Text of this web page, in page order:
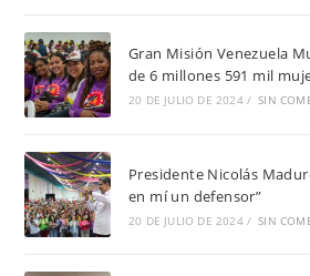
Gran Misión Venezuela
de 6 millones 591 mil
20 DE JULIO DE 2024 / SIN
Presidente Nicolás
en mí un defensor”
20 DE JULIO DE 2024 / SIN